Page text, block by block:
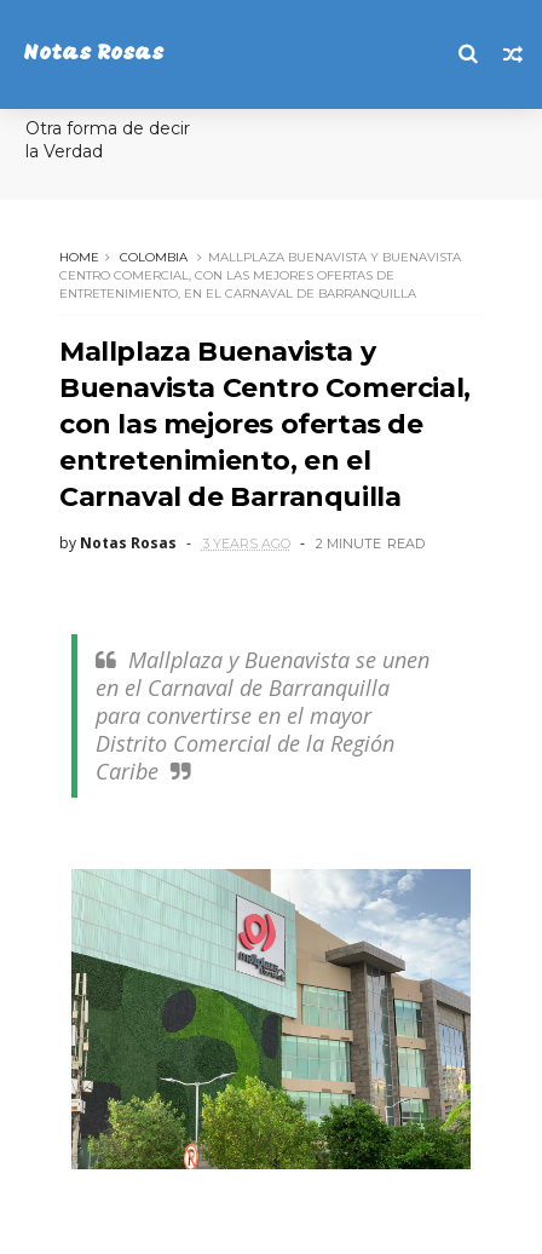
Notas Rosas
Otra forma de decir
la Verdad
HOME COLOMBIA
MALLPLAZA BUENAVISTA Y BUENAVISTA
CENTRO COMERCIAL, CON LAS MEJORES OFERTAS DE
ENTRETENIMIENTO, EN EL CARNAVAL DE BARRANQUILLA
Mallplaza Buenavista y
Buenavista Centro Comercial,
con las mejores ofertas de
entretenimiento, en el
Carnaval de Barranquilla
by Notas Rosas 3 YEARS AGO 2 MINUTE READ
Mallplaza y Buenavista se unen
en el Carnaval de Barranquilla
para convertirse en el mayor
Distrito Comercial de la Región
Caribe